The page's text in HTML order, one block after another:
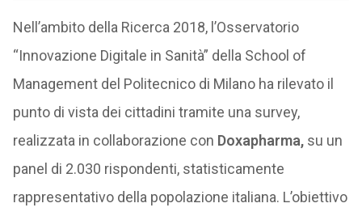
Nell’ambito della Ricerca 2018, l’Osservatorio
“Innovazione Digitale in Sanità” della School of
Management del Politecnico di Milano ha rilevato il
punto di vista dei cittadini tramite una survey,
realizzata in collaborazione con Doxapharma,su un
panel di 2.030 rispondenti, statisticamente
rappresentativo della popolazione italiana. L’obiettivo